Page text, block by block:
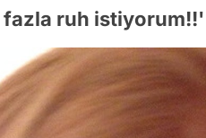
fazla ruh